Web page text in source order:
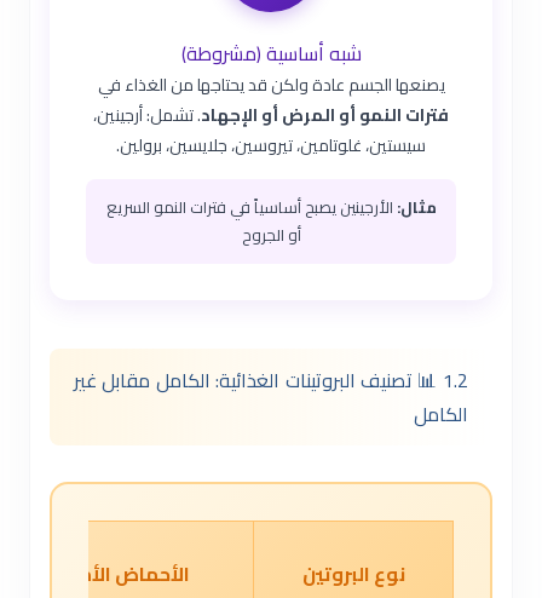
شبه أساسية (مشروطة)
يصنعها الجسم عادة ولكن قد يحتاجها من الغذاء في
فترات النمو أو المرض أو الإجهاد. تشمل: أرجينين،
سيستين، غلوتامين، تيروسين، جلايسين، برولين.
مثال: الأرجينين يصبح أساسياً في فترات النمو السريع
أو الجروح
1.2 📊 تصنيف البروتينات الغذائية: الكامل مقابل غير
الكامل
نوع البروتين الأحماض الأمينية